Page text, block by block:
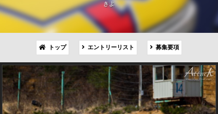
きよ
トップ エントリーリスト 募集要項